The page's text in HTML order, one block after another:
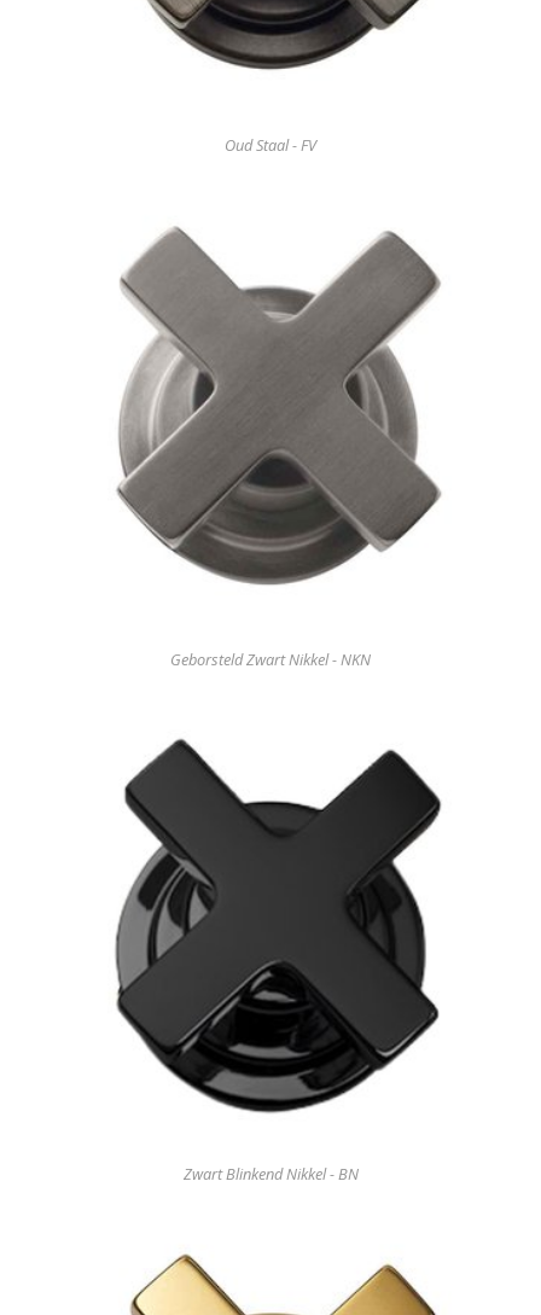
Oud Staal - FV
Geborsteld Zwart Nikkel - NKN
Zwart Blinkend Nikkel - BN